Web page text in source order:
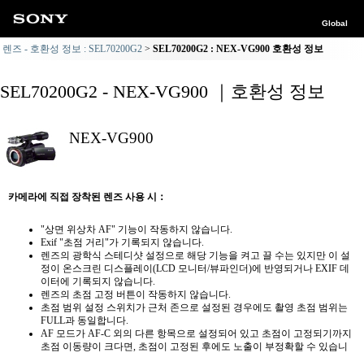
Global
렌즈 - 호환성 정보 : SEL70200G2 SEL70200G2 : NEX-VG900 호환성 정보
SEL70200G2 - NEX-VG900 ｜호환성 정보
NEX-VG900
카메라에 직접 장착된 렌즈 사용 시：
"상면 위상차 AF" 기능이 작동하지 않습니다.
Exif "초점 거리"가 기록되지 않습니다.
렌즈의 광학식 스테디샷 설정으로 해당 기능을 켜고 끌 수는 있지만 이 설
정이 온스크린 디스플레이(LCD 모니터/뷰파인더)에 반영되거나 EXIF 데
이터에 기록되지 않습니다.
렌즈의 초점 고정 버튼이 작동하지 않습니다.
초점 범위 설정 스위치가 근처 존으로 설정된 경우에도 촬영 초점 범위는
FULL과 동일합니다.
AF 모드가 AF-C 외의 다른 항목으로 설정되어 있고 초점이 고정되기까지
초점 이동량이 크다면, 초점이 고정된 후에도 노출이 부정확할 수 있습니